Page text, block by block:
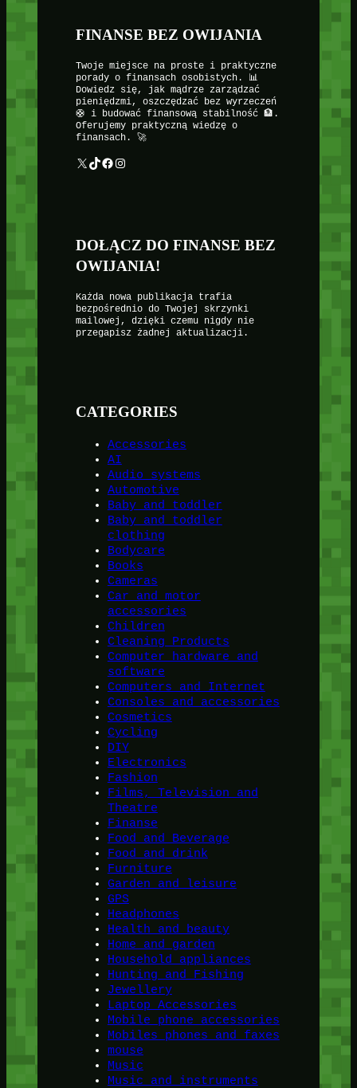
FINANSE BEZ OWIJANIA
Twoje miejsce na proste i praktyczne
porady o finansach osobistych. 📊
Dowiedz się, jak mądrze zarządzać
pieniędzmi, oszczędzać bez wyrzeczeń
🛟 i budować finansową stabilność 🏦.
Oferujemy praktyczną wiedzę o
finansach. 🚀
X TikTok Facebook Instagram
DOŁĄCZ DO FINANSE BEZ
OWIJANIA!
Każda nowa publikacja trafia
bezpośrednio do Twojej skrzynki
mailowej, dzięki czemu nigdy nie
przegapisz żadnej aktualizacji.
CATEGORIES
Accessories
AI
Audio systems
Automotive
Baby and toddler
Baby and toddler
clothing
Bodycare
Books
Cameras
Car and motor
accessories
Children
Cleaning Products
Computer hardware and
software
Computers and Internet
Consoles and accessories
Cosmetics
Cycling
DIY
Electronics
Fashion
Films, Television and
Theatre
Finanse
Food and Beverage
Food and drink
Furniture
Garden and leisure
GPS
Headphones
Health and beauty
Home and garden
Household appliances
Hunting and Fishing
Jewellery
Laptop Accessories
Mobile phone accessories
Mobiles phones and faxes
mouse
Music
Music and instruments